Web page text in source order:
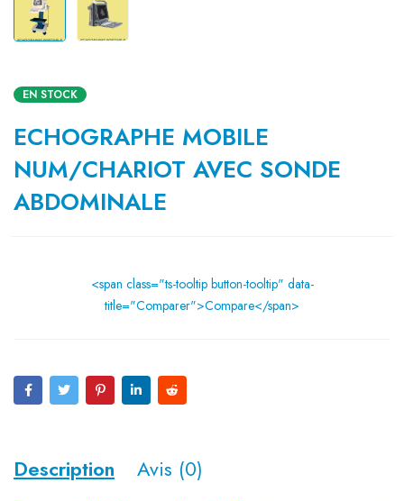
EN STOCK
ECHOGRAPHE MOBILE
NUM/CHARIOT AVEC SONDE
ABDOMINALE
<span class="ts-tooltip button-tooltip" data-
title="Comparer">Compare</span>
Description Avis (0)